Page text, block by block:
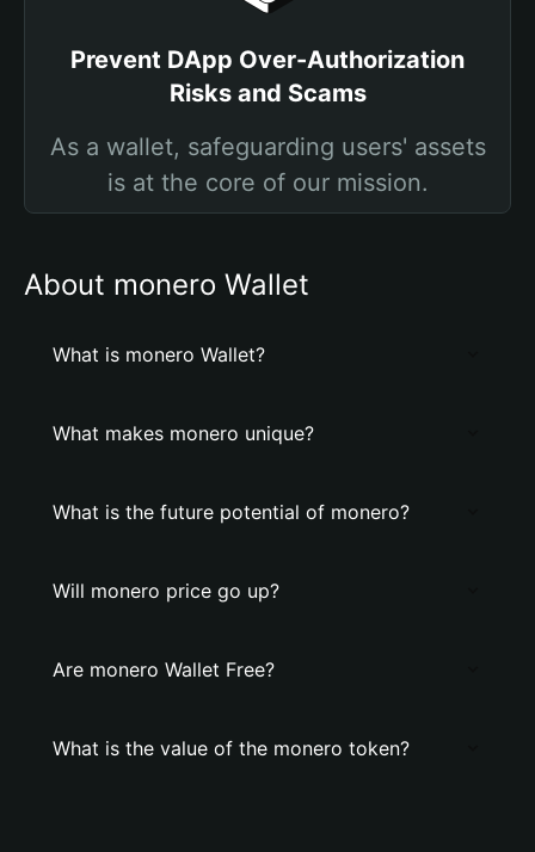
Prevent DApp Over-Authorization
Risks and Scams
As a wallet, safeguarding users' assets
is at the core of our mission.
About monero Wallet
What is monero Wallet?
What makes monero unique?
What is the future potential of monero?
Will monero price go up?
Are monero Wallet Free?
What is the value of the monero token?